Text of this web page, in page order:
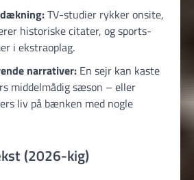
TV-studier rykker onsite,
historiske citater, og sports-
i ekstraoplag.
narrativer: En sejr kan kaste
middelmådig sæson – eller
liv på bænken med nogle
(2026-kig)